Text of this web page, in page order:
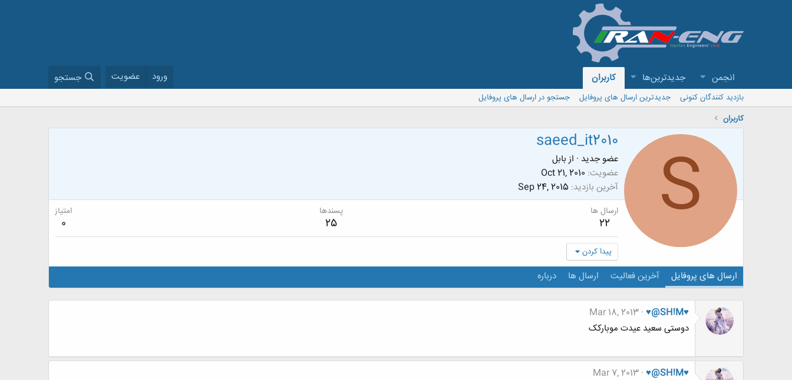
انجمن جدیدترین‌ها کاربران ورود عضویت جستجو
بازدید کنندگان کنونی جدیدترین ارسال های پروفایل
جستجو در ارسال های پروفایل
کاربران
S
saeed_it2010
عضو جدید · از بابل
عضویت Oct 21, 2010
آخرین بازدید Sep 24, 2015
ارسال ها
22
پسندها
25
امتیاز
0
پیدا کردن
ارسال های پروفایل آخرین فعالیت ارسال ها درباره
♥@SH!M♥
Mar 18, 2013
دوستی سعید عیدت موبارکک
♥@SH!M♥
Mar 7, 2013